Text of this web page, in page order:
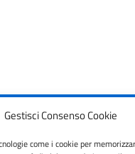
Gestisci Consenso Cookie
come i cookie per